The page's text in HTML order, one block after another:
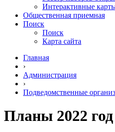
Интерактивные
Общественная приемная
Поиск
Поиск
Карта сайта
Главная
›
Администрация
›
Подведомственные
Планы 2022 год